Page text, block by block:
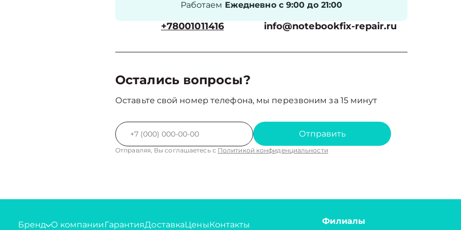
Работаем Ежедневно с 9:00 до 21:00
+78001011416 info@notebookfix-repair.ru
Остались вопросы?
Оставьте свой номер телефона, мы перезвоним за 15 минут
Отправить
Отправляя, Вы соглашаетесь с Политикой конфиденциальности
Бренд О компанииГарантияДоставкаЦеныКонтакты Филиалы